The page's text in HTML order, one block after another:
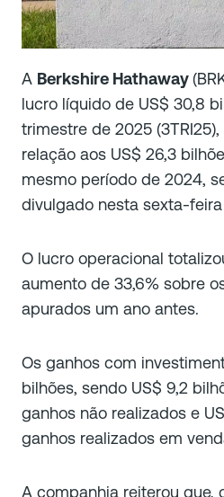
A Berkshire Hathaway
lucro líquido de US$ 30,8
trimestre de 2025
relação aos US$ 26,3
mesmo período de 2024,
divulgado nesta sexta-feira
O lucro operacional
aumento de 33,6% sobre
apurados um ano antes.
Os ganhos com
bilhões, sendo US$ 9,2
ganhos não realizados e
ganhos realizados em
A companhia reiterou que,